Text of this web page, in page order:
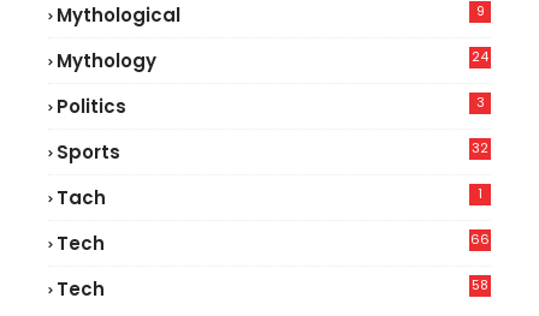
Mythological 9
Mythology 24
Politics 3
Sports 32
Tach 1
Tech
66
Tech
58